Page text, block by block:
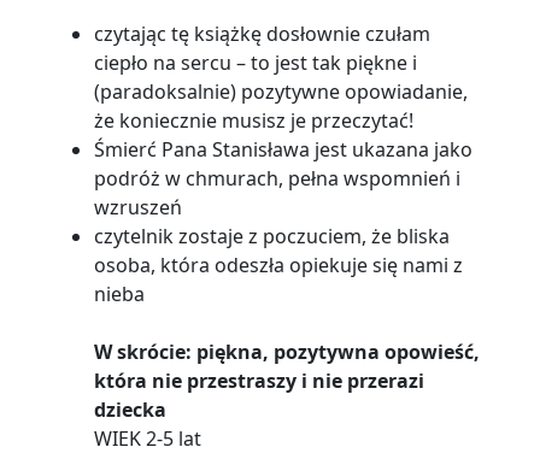
czytając tę książkę dosłownie czułam
ciepło na sercu – to jest tak piękne i
(paradoksalnie) pozytywne opowiadanie,
że koniecznie musisz je przeczytać!
Śmierć Pana Stanisława jest ukazana jako
podróż w chmurach, pełna wspomnień i
wzruszeń
czytelnik zostaje z poczuciem, że bliska
osoba, która odeszła opiekuje się nami z
nieba
W skrócie: piękna, pozytywna opowieść,
która nie przestraszy i nie przerazi
dziecka
WIEK 2-5 lat